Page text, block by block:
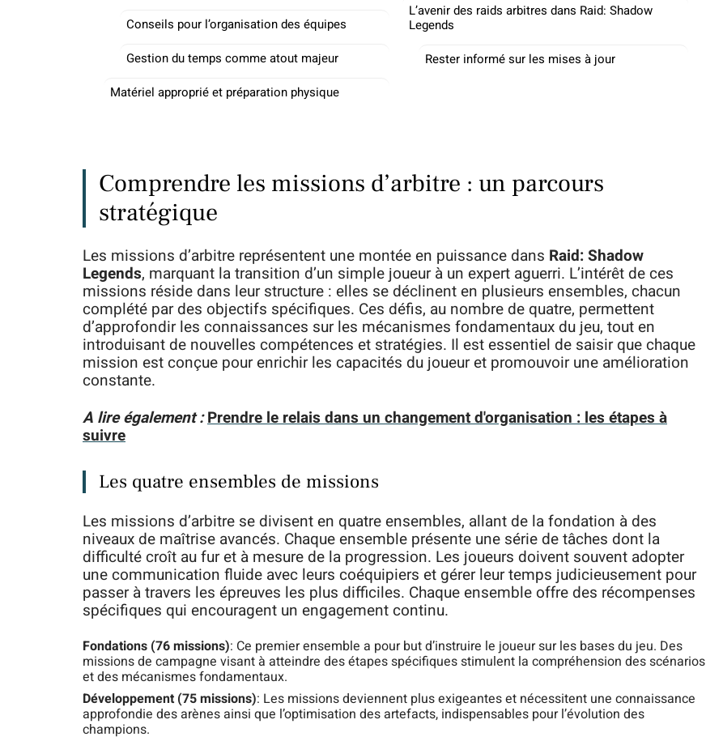
Conseils pour l’organisation des équipes
Gestion du temps comme atout majeur
Matériel approprié et préparation physique
L’avenir des raids arbitres dans Raid: Shadow
Legends
Rester informé sur les mises à jour
Comprendre les missions d’arbitre : un parcours
stratégique
Les missions d’arbitre représentent une montée en puissance dans Raid: Shadow
Legends, marquant la transition d’un simple joueur à un expert aguerri. L’intérêt de ces
missions réside dans leur structure : elles se déclinent en plusieurs ensembles, chacun
complété par des objectifs spécifiques. Ces défis, au nombre de quatre, permettent
d’approfondir les connaissances sur les mécanismes fondamentaux du jeu, tout en
introduisant de nouvelles compétences et stratégies. Il est essentiel de saisir que chaque
mission est conçue pour enrichir les capacités du joueur et promouvoir une amélioration
constante.
A lire également :Prendre le relais dans un changement d'organisation : les étapes à
suivre
Les quatre ensembles de missions
Les missions d’arbitre se divisent en quatre ensembles, allant de la fondation à des
niveaux de maîtrise avancés. Chaque ensemble présente une série de tâches dont la
difficulté croît au fur et à mesure de la progression. Les joueurs doivent souvent adopter
une communication fluide avec leurs coéquipiers et gérer leur temps judicieusement pour
passer à travers les épreuves les plus difficiles. Chaque ensemble offre des récompenses
spécifiques qui encouragent un engagement continu.
Fondations (76 missions): Ce premier ensemble a pour but d’instruire le joueur sur les bases du jeu. Des
missions de campagne visant à atteindre des étapes spécifiques stimulent la compréhension des scénarios
et des mécanismes fondamentaux.
Développement (75 missions): Les missions deviennent plus exigeantes et nécessitent une connaissance
approfondie des arènes ainsi que l’optimisation des artefacts, indispensables pour l’évolution des
champions.